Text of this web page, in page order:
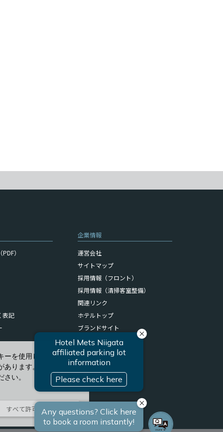
）
表記
企業情報
運営会社
サイトマップ
採用情報（フロント）
採用情報（清掃客室整備）
関連リンク
ホテルトップ
ブランドサイト
ーを使用しています。
ります。
い。
すべて許可